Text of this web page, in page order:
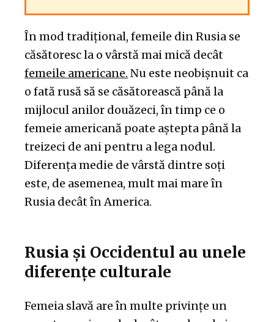
În mod tradițional, femeile din Rusia se
căsătoresc la o vârstă mai mică decât
femeile americane. Nu este neobișnuit ca
o fată rusă să se căsătorească până la
mijlocul anilor douăzeci, în timp ce o
femeie americană poate aștepta până la
treizeci de ani pentru a lega nodul.
Diferența medie de vârstă dintre soți
este, de asemenea, mult mai mare în
Rusia decât în America.
Rusia și Occidentul au unele
diferențe culturale
Femeia slavă are în multe privințe un